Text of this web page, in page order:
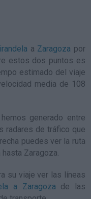
a Zaragoza por
estos dos puntos es
estimado del viaje
media de 108
generado entre
radares de tráfico que
puedes ver la ruta
Zaragoza.
su viaje ver las líneas
a Zaragoza de las